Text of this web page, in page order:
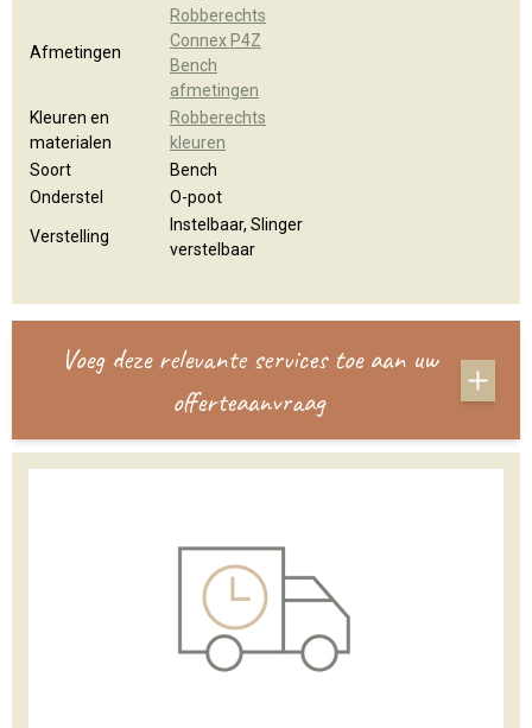
Afmetingen
Robberechts
Connex P4Z
Bench
afmetingen
Kleuren en
materialen
Robberechts
kleuren
Soort
Bench
Onderstel
O-poot
Verstelling
Instelbaar, Slinger
verstelbaar
Voeg deze relevante services toe aan uw
offerteaanvraag